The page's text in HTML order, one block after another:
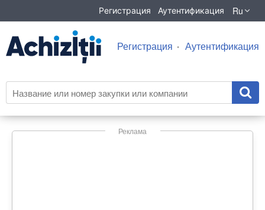
Регистрация Аутентификация Ru
Регистрация Аутентификация
Реклама